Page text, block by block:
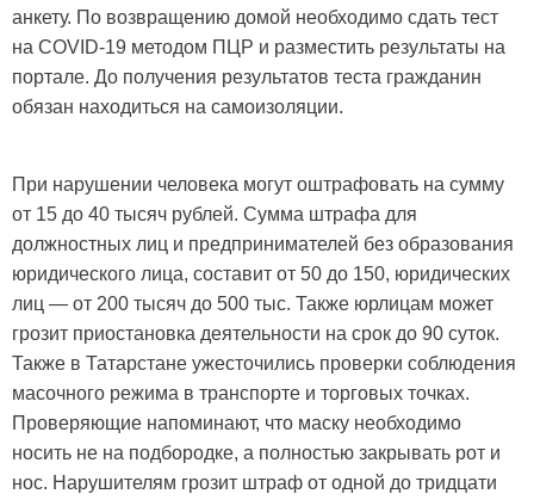
анкету. По возвращению домой необходимо сдать тест
на COVID-19 методом ПЦР и разместить результаты на
портале. До получения результатов теста гражданин
обязан находиться на самоизоляции.
При нарушении человека могут оштрафовать на сумму
от 15 до 40 тысяч рублей. Сумма штрафа для
должностных лиц и предпринимателей без образования
юридического лица, составит от 50 до 150, юридических
лиц — от 200 тысяч до 500 тыс. Также юрлицам может
грозит приостановка деятельности на срок до 90 суток.
Также в Татарстане ужесточились проверки соблюдения
масочного режима в транспорте и торговых точках.
Проверяющие напоминают, что маску необходимо
носить не на подбородке, а полностью закрывать рот и
нос. Нарушителям грозит штраф от одной до тридцати